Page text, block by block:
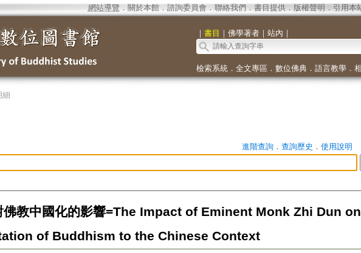
網站導覽 ． 關於本館． 諮詢委員會． 聯絡我們 ． 書目提供． 版權聲明 ． 引用本
｜ 書目 ｜ 佛學著者｜ 站內 ｜
檢索系統． 全文專區 ． 數位佛典． 語言教學．
細
進階查詢． 查詢歷史 ． 使用說明
佛教中國化的影響=The Impact of Eminent Monk Zhi Dun
of Buddhism to the Chinese Context